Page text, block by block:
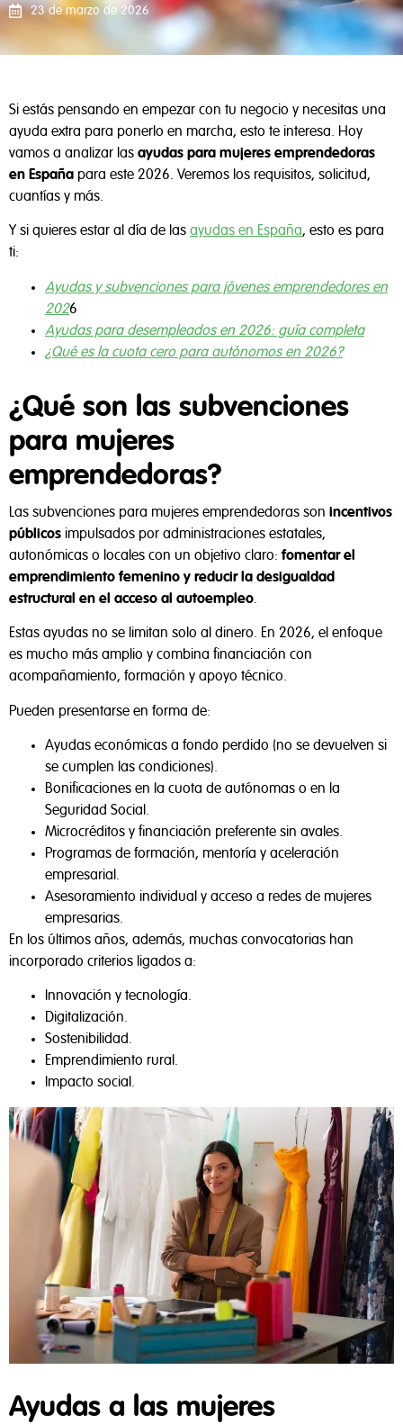
23 de marzo de 2026
Si estás pensando en empezar con tu negocio y necesitas una
ayuda extra para ponerlo en marcha, esto te interesa. Hoy
vamos a analizar las ayudas para mujeres emprendedoras
en España para este 2026. Veremos los requisitos, solicitud,
cuantías y más.
Y si quieres estar al día de las ayudas en España, esto es para
ti:
Ayudas y subvenciones para jóvenes emprendedores en
2026
Ayudas para desempleados en 2026: guía completa
¿Qué es la cuota cero para autónomos en 2026?
¿Qué son las subvenciones
para mujeres
emprendedoras?
Las subvenciones para mujeres emprendedoras son incentivos
públicos impulsados por administraciones estatales,
autonómicas o locales con un objetivo claro:fomentar el
emprendimiento femenino y reducir la desigualdad
estructural en el acceso al autoempleo.
Estas ayudas no se limitan solo al dinero. En 2026, el enfoque
es mucho más amplio y combina financiación con
acompañamiento, formación y apoyo técnico.
Pueden presentarse en forma de:
Ayudas económicas a fondo perdido (no se devuelven si
se cumplen las condiciones).
Bonificaciones en la cuota de autónomas o en la
Seguridad Social.
Microcréditos y financiación preferente sin avales.
Programas de formación, mentoría y aceleración
empresarial.
Asesoramiento individual y acceso a redes de mujeres
empresarias.
En los últimos años, además, muchas convocatorias han
incorporado criterios ligados a:
Innovación y tecnología.
Digitalización.
Sostenibilidad.
Emprendimiento rural.
Impacto social.
Ayudas a las mujeres